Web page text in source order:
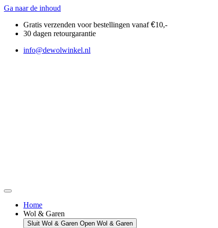
Ga naar de inhoud
Gratis verzenden voor bestellingen vanaf€10,-
30 dagen retourgarantie
info@dewolwinkel.nl
Home
Wol & Garen
Sluit Wol & Garen Open Wol & Garen